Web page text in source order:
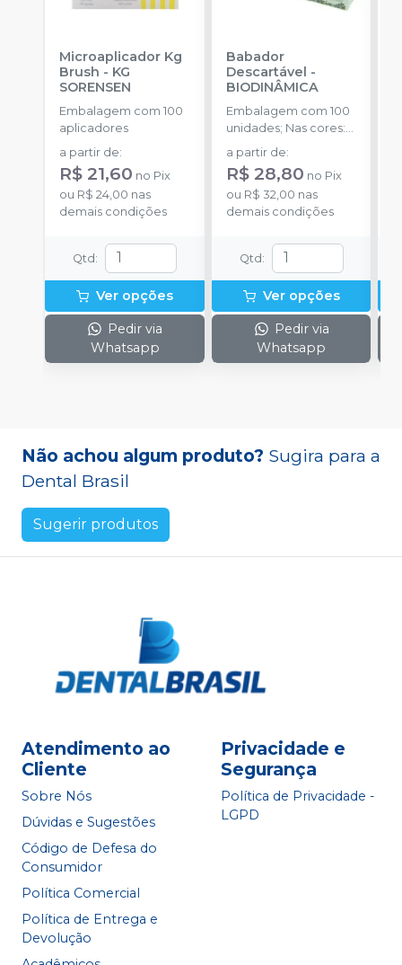
Microaplicador Kg
Brush - KG
SORENSEN
Embalagem com 100
aplicadores
a partir de:
R$ 21,60 no Pix
ou R$ 24,00 nas
demais condições
Qtd :
Ver opções
Pedir via
Whatsapp
Babador
Descartável -
BIODINÂMICA
Embalagem com 100
unidades; Nas cores:
Branco, Amarelo, Azul,
Rosa, Verde e Misto.
a partir de:
R$ 28,80 no Pix
ou R$ 32,00 nas
demais condições
Qtd :
Ver opções
Pedir via
Whatsapp
Não achou algum produto? Sugira para a
Dental Brasil
Sugerir produtos
Atendimento ao
Cliente
Sobre Nós
Dúvidas e Sugestões
Código de Defesa do
Consumidor
Política Comercial
Política de Entrega e
Devolução
Privacidade e
Segurança
Política de Privacidade -
LGPD